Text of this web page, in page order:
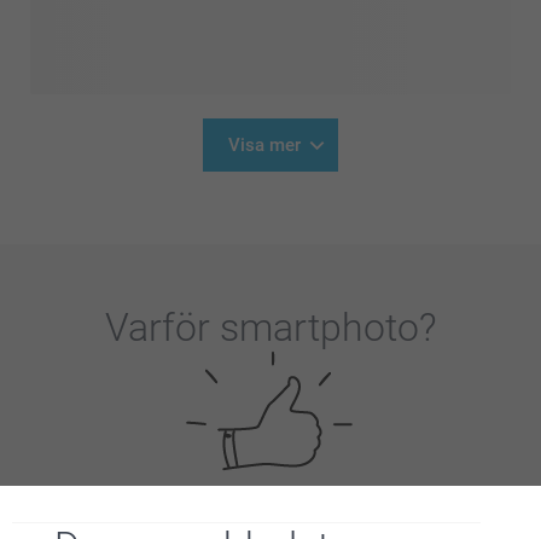
Visa mer
Varför smartphoto?